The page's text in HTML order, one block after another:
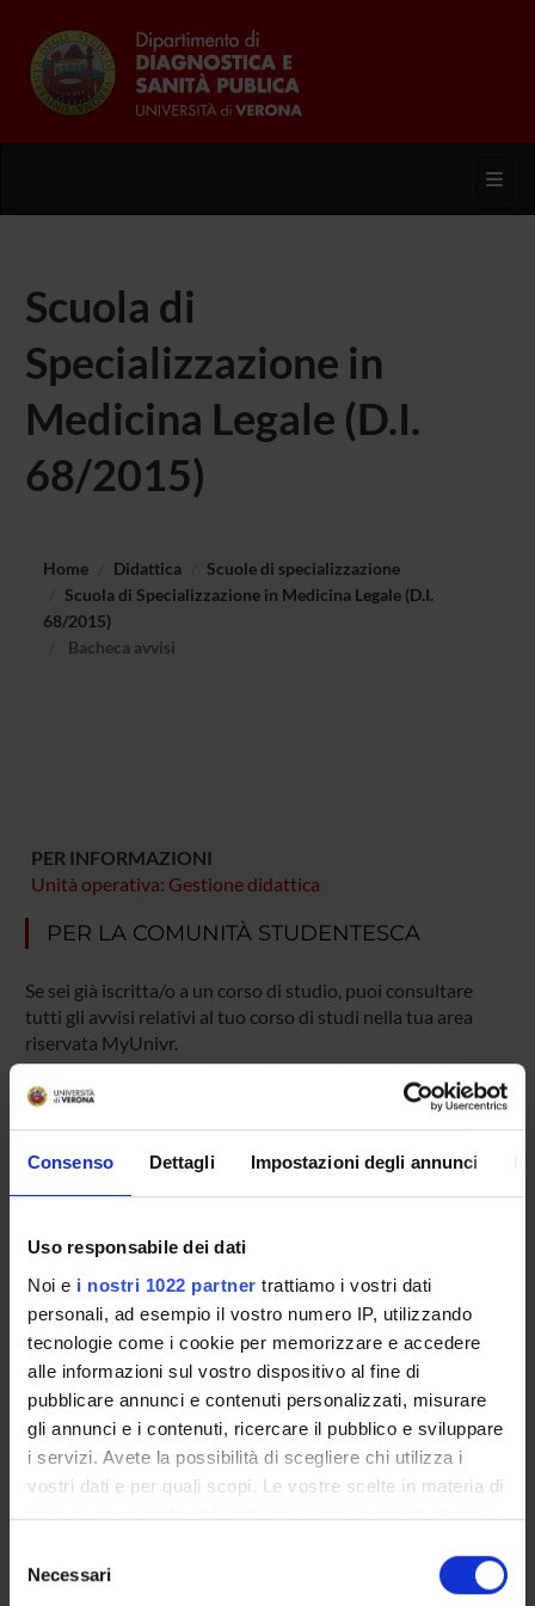
Consenso Dettagli Impostazioni degli annunci
Uso responsabile dei dati
Noi e i nostri 1022 partner trattiamo i vostri dati
personali, ad esempio il vostro numero IP, utilizzando
tecnologie come i cookie per memorizzare e accedere
alle informazioni sul vostro dispositivo al fine di
pubblicare annunci e contenuti personalizzati, misurare
gli annunci e i contenuti, ricercare il pubblico e sviluppare
i servizi. Avete la possibilità di scegliere chi utilizza i
vostri dati e per quali scopi. Le vostre scelte in materia di
privacy sono applicabili solo su questa proprietà digitale
modificare o revocare il proprio consenso in qualsiasi
momento dalla Dichiarazione sui cookie o facendo clic
delNecessari
Scuola di
Specializzazione in
Medicina Legale (D.I.
68/2015)
Home Didattica
Scuole di specializzazione
Scuola di Specializzazione in Medicina Legale (D.I.
68/2015)
Bacheca avvisi
PER INFORMAZIONI
Unità operativa: Gestione didattica
PER LA COMUNITÀ STUDENTESCA
Se sei già iscritta/o a un corso di studio, puoi consultare
tutti gli avvisi relativi al tuo corso di studi nella tua area
riservata MyUnivr.
In questo portale potrai visualizzare informazioni, risorse e
servizi utili che riguardano la tua carriera universitaria
procedure amministrative, ecc.).
Entra in MyUnivr con le tue credenziali GIA: solo così
della tua segreteria via mail e anche tramite l'app Univr.
MYUNIVR
Presentazione
Come iscriversi e Requisiti di ammissione
Piani didattici
Insegnamenti
Organi collegiali e di governo